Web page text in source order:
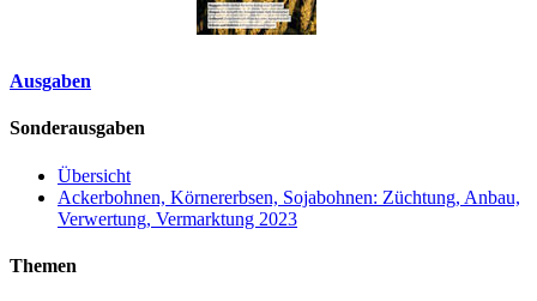
Ausgaben
Sonderausgaben
Übersicht
Ackerbohnen, Körnererbsen, Sojabohnen: Züchtung, Anbau,
Verwertung, Vermarktung 2023
Themen